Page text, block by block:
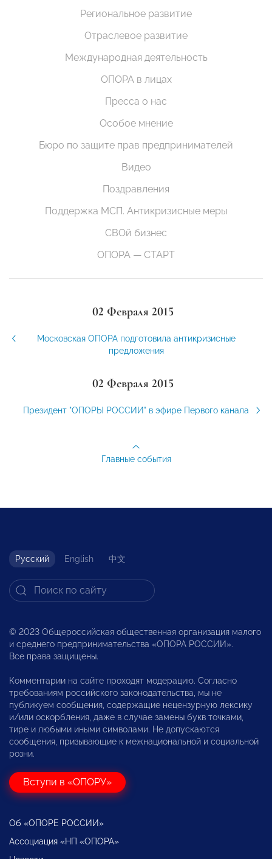
Региональное развитие
Отраслевое развитие
Международная деятельность
ОПОРА в лицах
Пресса о нас
Особое мнение
Бюро по защите прав предпринимателей
Видео
Поздравления
Поддержка МСП. Антикризисные меры
СВОй бизнес
ОПОРА — СТАРТ
02 Февраля 2015
Московская ОПОРА подготовила антикризисные
предложения
02 Февраля 2015
Президент "ОПОРЫ РОССИИ" в эфире Первого канала
Главные события
Русский English 中文
© 2023 Общероссийская общественная организация малого
и среднего предпринимательства «ОПОРА РОССИИ».
Все права защищены.
Комментарии на сайте проходят модерацию. Согласно
требованиям российского законодательства, мы не
публикуем сообщения, содержащие нецензурную лексику
и/или оскорбления, даже в случае замены букв точками,
тире и любыми иными символами. Не допускаются
сообщения, призывающие к межнациональной и социальной
розни.
Вступи в «ОПОРУ»
Об «ОПОРЕ РОССИИ»
Ассоциация «НП «ОПОРА»